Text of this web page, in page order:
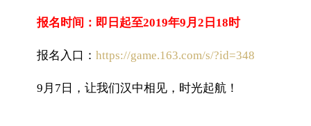
报名时间：即日起至2019年9月2日18时
报名入口：https://game.163.com/s/?id=348
9月7日，让我们汉中相见，时光起航！